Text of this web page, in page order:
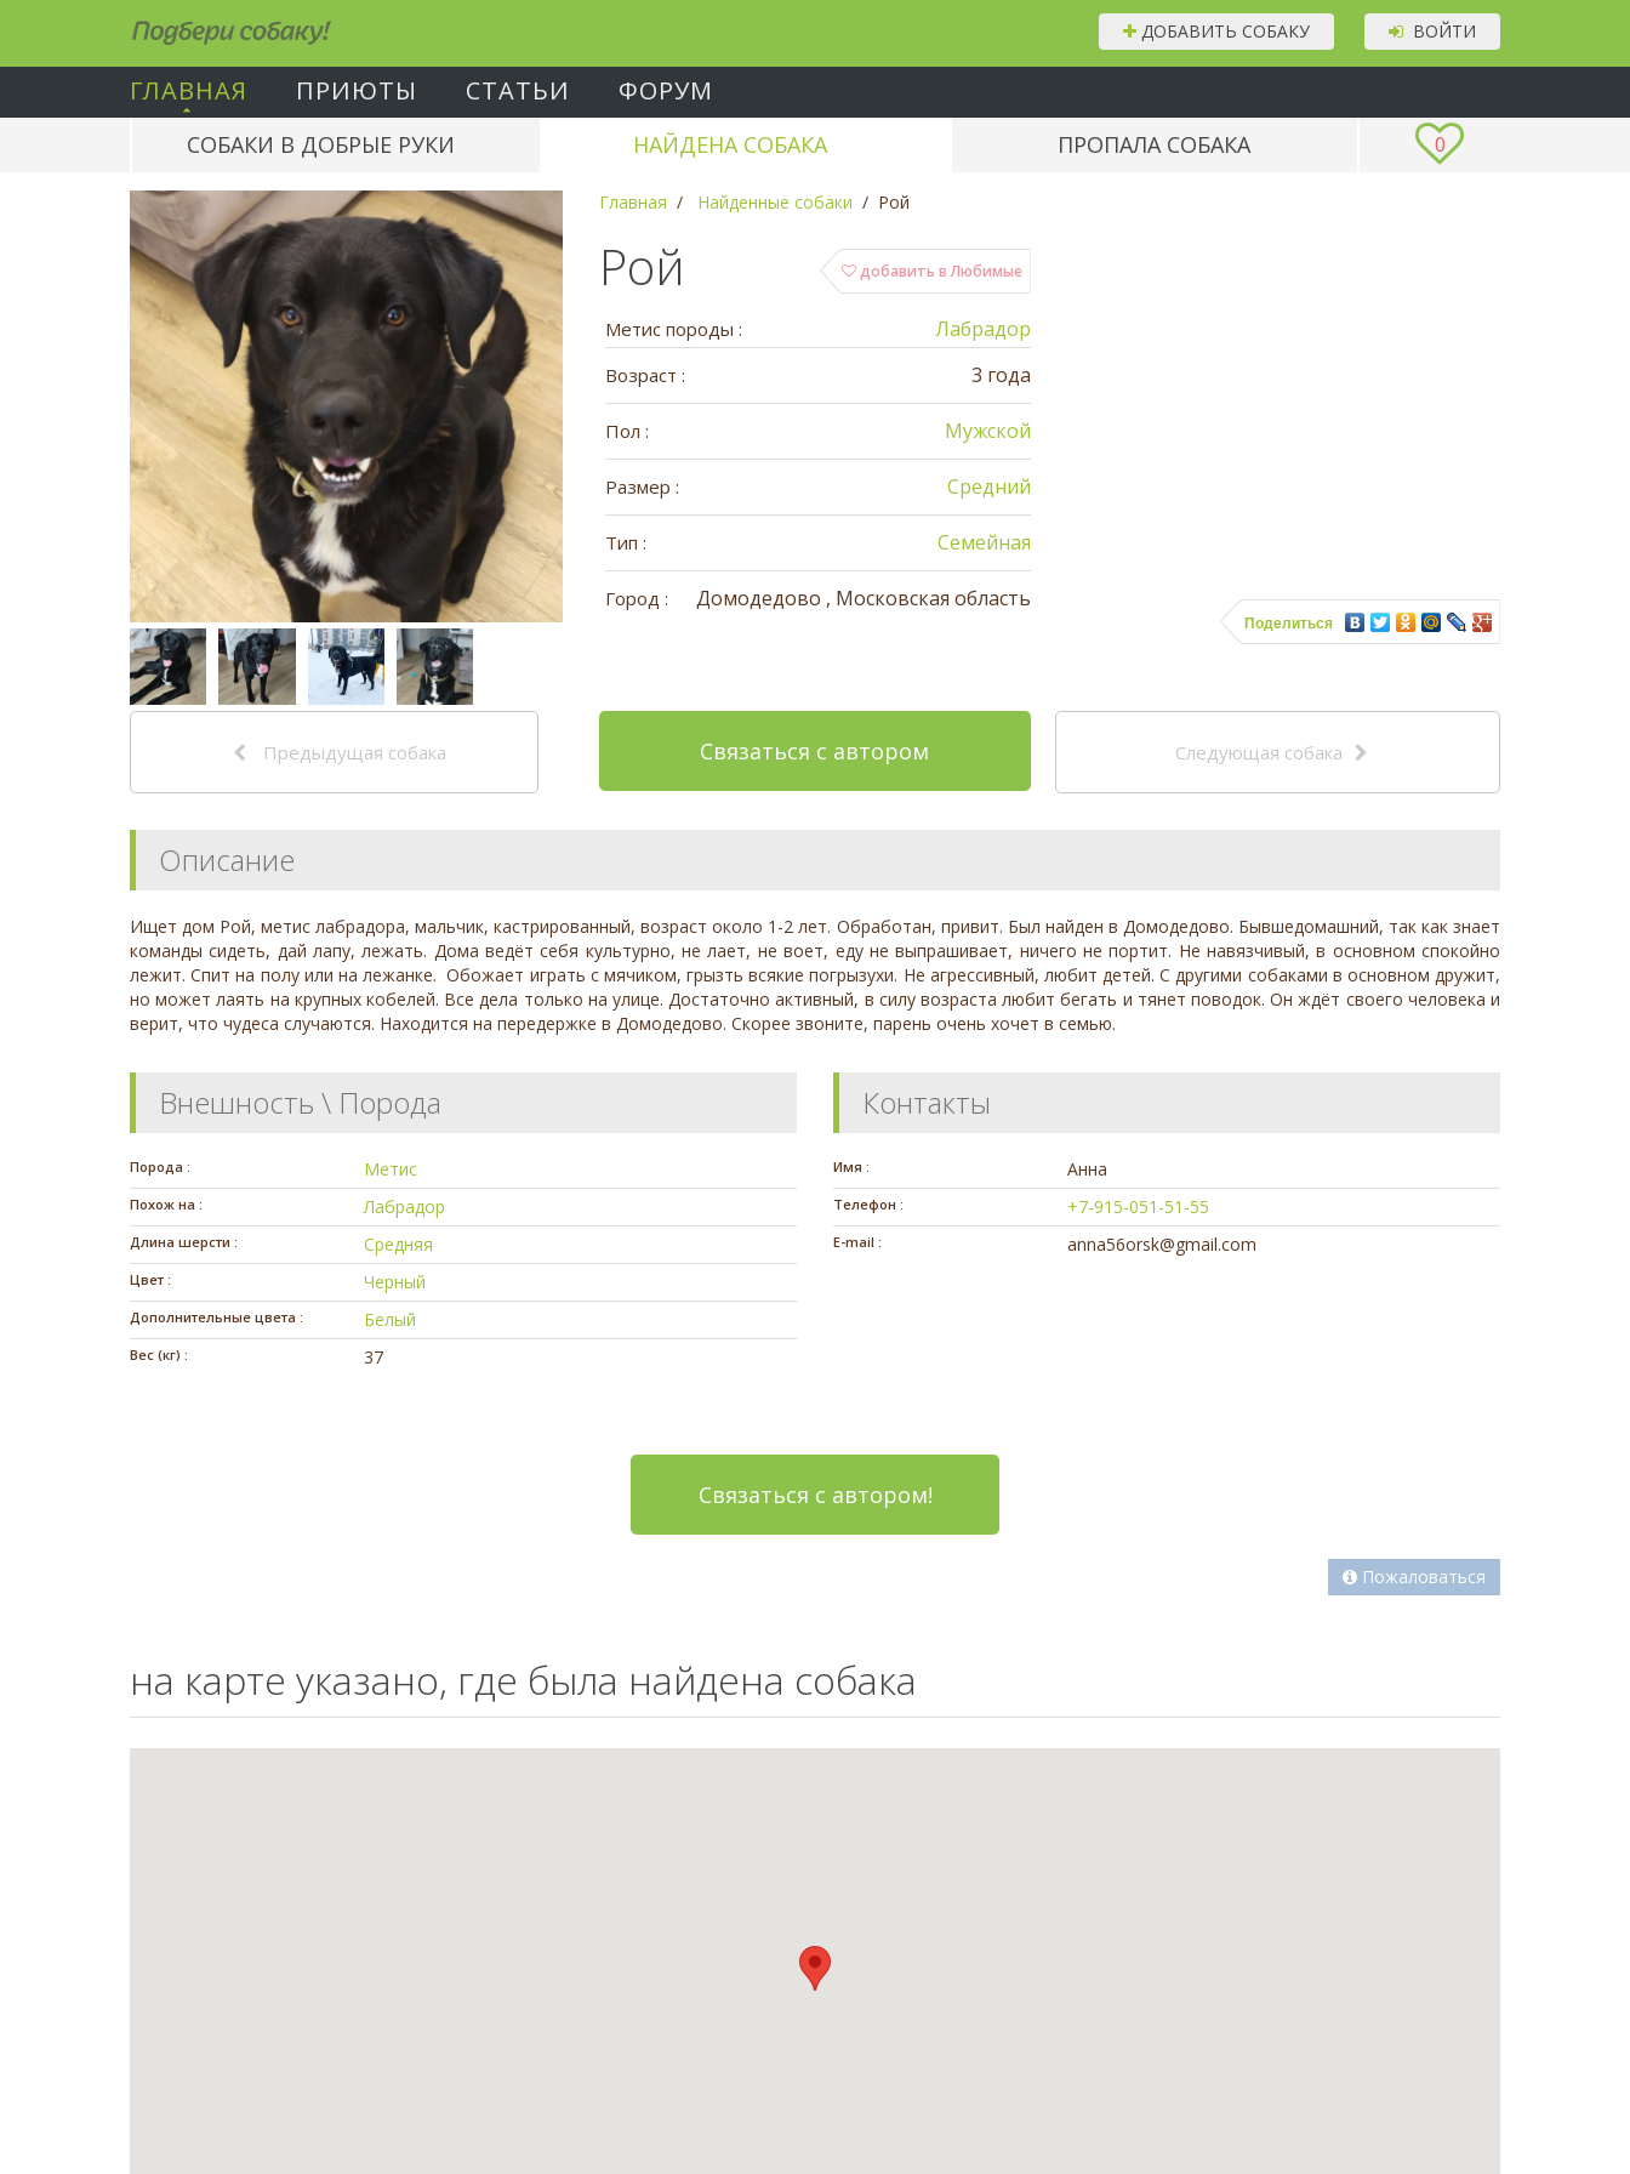
Подбери собаку! ВОЙТИ
ДОБАВИТЬ СОБАКУ
ГЛАВНАЯ ПРИЮТЫ СТАТЬИ ФОРУМ
0
СОБАКИ В ДОБРЫЕ РУКИ НАЙДЕНА СОБАКА ПРОПАЛА СОБАКА
Главная Найденные собаки Рой
добавить в Любимые
Рой
Метис породы : Лабрадор
Возраст : 3 года
Пол : Мужской
Размер : Средний
Тип : Семейная
Город : Домодедово , Московская область
Поделиться
Предыдущая собака Связаться с автором Следующая собака
Описание
Ищет дом Рой, метис лабрадора, мальчик, кастрированный, возраст около 1-2 лет. Обработан, привит. Был найден в Домодедово. Бывшедомашний, так как знает
команды сидеть, дай лапу, лежать. Дома ведёт себя культурно, не лает, не воет, еду не выпрашивает, ничего не портит. Не навязчивый, в основном спокойно
лежит. Спит на полу или на лежанке. Обожает играть с мячиком, грызть всякие погрызухи. Не агрессивный, любит детей. С другими собаками в основном дружит,
но может лаять на крупных кобелей. Все дела только на улице. Достаточно активный, в силу возраста любит бегать и тянет поводок. Он ждёт своего человека и
верит, что чудеса случаются. Находится на передержке в Домодедово. Скорее звоните, парень очень хочет в семью.
Внешность \ Порода
Порода : Метис
Похож на : Лабрадор
Длина шерсти : Средняя
Цвет : Черный
Дополнительные цвета : Белый
Вес (кг) : 37
Контакты
Имя : Анна
Телефон : +7-915-051-51-55
E-mail : anna56orsk@gmail.com
Связаться с автором!
Пожаловаться
на карте указано, где была найдена собака